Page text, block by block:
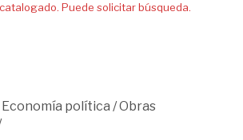
Puede solicitar búsqueda.
Economía política /Obras